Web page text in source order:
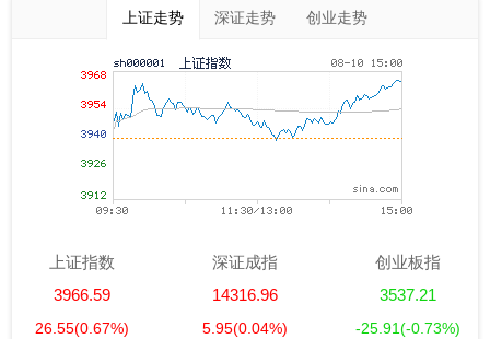
上证走势 深证走势 创业走势
上证指数
3966.59
26.55(0.67%)
深证成指
14316.96
5.95(0.04%)
创业板指
3537.21
-25.91(-0.73%)